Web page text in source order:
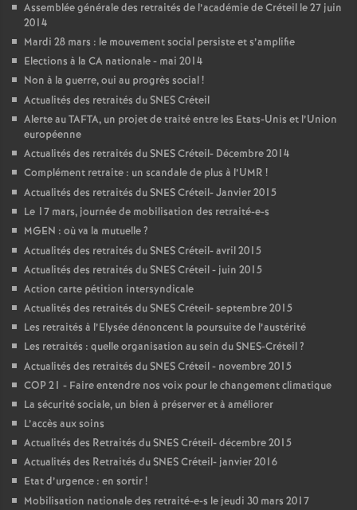
Assemblée générale des retraités de l’académie de Créteil le 27 juin
2014
Mardi 28 mars : le mouvement social persiste et s’amplifie
Elections à la CA nationale - mai 2014
Non à la guerre, oui au progrès social!
Actualités des retraités duSNESCréteil
Alerte auTAFTA, un projet de traité entre les Etats-Unis et l’Union
européenne
Actualités des retraités duSNESCréteil- Décembre 2014
Complément retraite : un scandale de plus à l’UMR !
Actualités des retraités duSNESCréteil- Janvier 2015
Le 17 mars, journée de mobilisation des retraité-e-s
MGEN : où va la mutuelle?
Actualités des retraités duSNESCréteil- avril 2015
Actualités des retraités duSNESCréteil - juin 2015
Action carte pétition intersyndicale
Actualités des retraités duSNESCréteil- septembre 2015
Les retraités à l’Elysée dénoncent la poursuite de l’austérité
Les retraités : quelle organisation au sein duSNES-Créteil?
Actualités des retraités duSNESCréteil - novembre 2015
COP21 - Faire entendre nos voix pour le changement climatique
La sécurité sociale, un bien à préserver et à améliorer
L’accès aux soins
Actualités des Retraités duSNESCréteil- décembre 2015
Actualités des Retraités duSNESCréteil- janvier 2016
Etat d’urgence : en sortir!
Mobilisation nationale des retraité-e-s le jeudi 30 mars 2017